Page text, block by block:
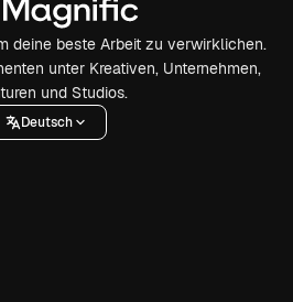
deine beste Arbeit zu verwirklichen.
unter Kreativen, Unternehmen,
und Studios.
Deutsch